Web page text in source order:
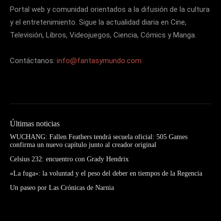
Portal web y comunidad orientados a la difusión de la cultura
y el entretenimiento. Sigue la actualidad diaria en Cine,
Televisión, Libros, Videojuegos, Ciencia, Cómics y Manga.
Contáctanos: info@fantasymundo.com
Últimas noticias
WUCHANG: Fallen Feathers tendrá secuela oficial: 505 Games
confirma un nuevo capítulo junto al creador original
Celsius 232: encuentro con Grady Hendrix
«La fuga»: la voluntad y el peso del deber en tiempos de la Regencia
Un paseo por Las Crónicas de Narnia